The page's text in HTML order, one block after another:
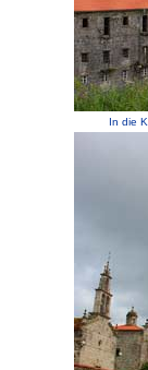
In die